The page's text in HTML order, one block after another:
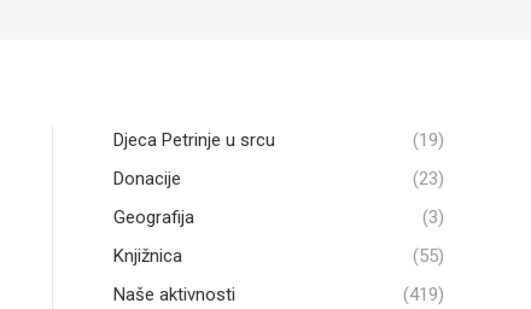
Djeca Petrinje u srcu
(19)
Donacije
(23)
Geografija
(3)
Knjižnica
(55)
Naše aktivnosti
(419)